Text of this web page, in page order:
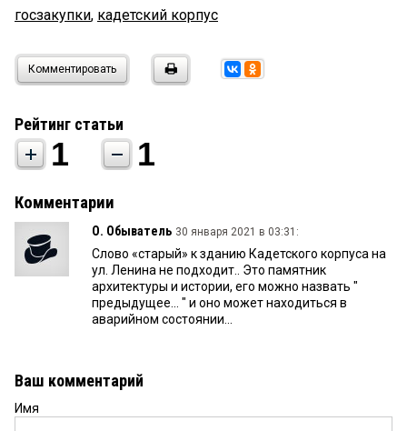
госзакупки, кадетский корпус
Комментировать
Рейтинг статьи
1 1
Комментарии
О. Обыватель 30 января 2021 в 03:31:
Слово «старый» к зданию Кадетского корпуса на
ул. Ленина не подходит.. Это памятник
архитектуры и истории, его можно назвать "
предыдущее... " и оно может находиться в
аварийном состоянии...
Ваш комментарий
Имя